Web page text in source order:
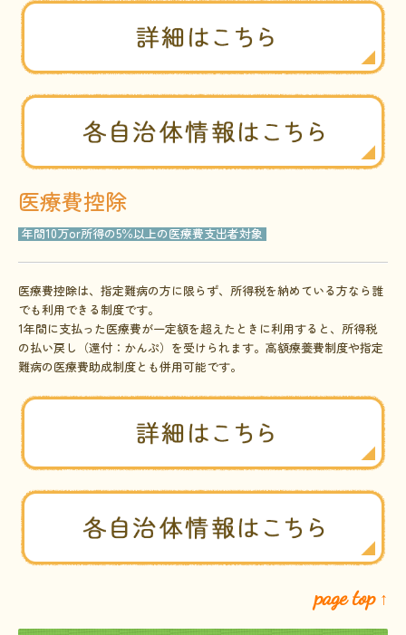
医療費控除
年間10万or所得の5％以上の医療費支出者対象
医療費控除は、指定難病の方に限らず、所得税を納めている方なら誰
でも利用できる制度です。
1年間に支払った医療費が一定額を超えたときに利用すると、所得税
の払い戻し（還付：かんぷ）を受けられます。 高額療養費制度や指定
難病の医療費助成制度とも併用可能です。
page top↑